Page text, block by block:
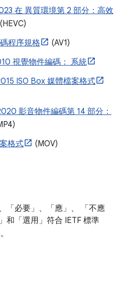
在 異質環境第 2 部分：高效
(HEVC)
程序規格
(AV1)
視覺物件編碼： 系統
ISO Box 媒體檔案格式
影音物件編碼第 14 部分：
格式
(MOV)
「必要」、「應」、 「不應
和「選用」符合 IETF 標準